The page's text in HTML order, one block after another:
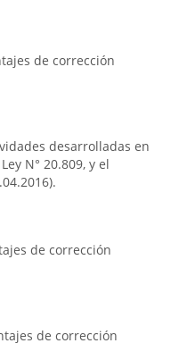
de corrección
desarrolladas en
N° 20.809, y el
de corrección
de corrección